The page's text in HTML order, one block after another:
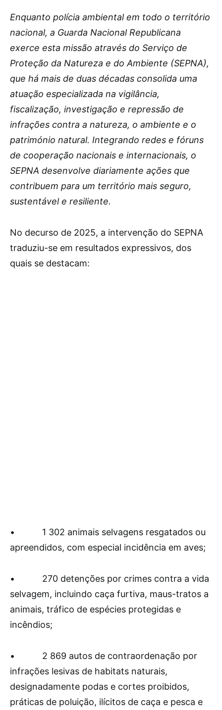
Enquanto polícia ambiental em todo o território
nacional, a Guarda Nacional Republicana
exerce esta missão através do Serviço de
Proteção da Natureza e do Ambiente (SEPNA),
que há mais de duas décadas consolida uma
atuação especializada na vigilância,
fiscalização, investigação e repressão de
infrações contra a natureza, o ambiente e o
património natural. Integrando redes e fóruns
de cooperação nacionais e internacionais, o
SEPNA desenvolve diariamente ações que
contribuem para um território mais seguro,
sustentável e resiliente.
No decurso de 2025, a intervenção do SEPNA
traduziu-se em resultados expressivos, dos
quais se destacam:
• 1 302 animais selvagens resgatados ou
apreendidos, com especial incidência em aves;
• 270 detenções por crimes contra a vida
selvagem, incluindo caça furtiva, maus-tratos a
animais, tráfico de espécies protegidas e
incêndios;
• 2 869 autos de contraordenação por
infrações lesivas de habitats naturais,
designadamente podas e cortes proibidos,
práticas de poluição, ilícitos de caça e pesca e